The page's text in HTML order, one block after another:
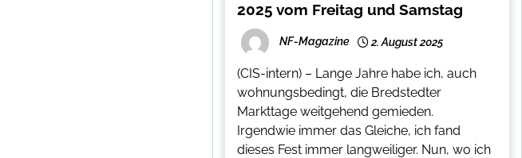
2025 vom Freitag und Samstag
NF-Magazine 2. August 2025
(CIS-intern) – Lange Jahre habe ich, auch
wohnungsbedingt, die Bredstedter
Markttage weitgehend gemieden.
Irgendwie immer das Gleiche, ich fand
dieses Fest immer langweiliger. Nun, wo ich